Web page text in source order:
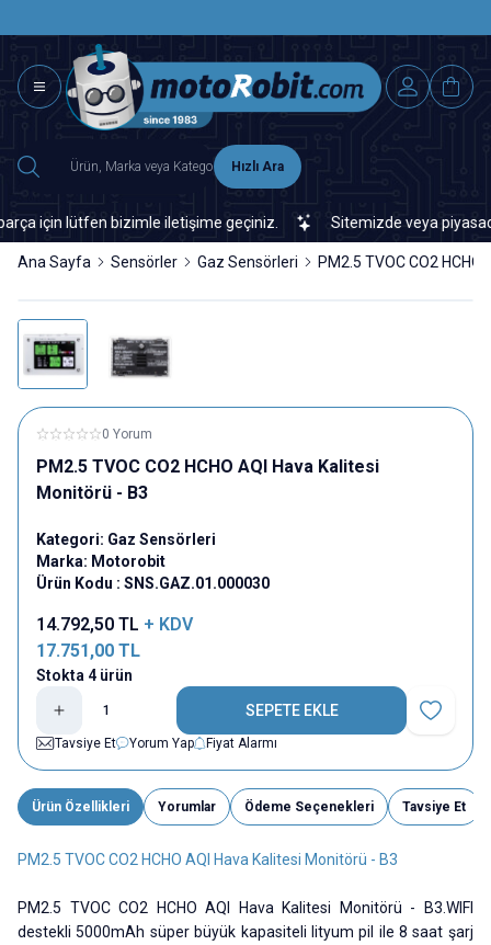
Hızlı Ara
için lütfen bizimle iletişime geçiniz. Sitemizde veya piyasada
Ana Sayfa Sensörler Gaz Sensörleri PM2.5 TVOC CO2
0 Yorum
PM2.5 TVOC CO2 HCHO AQI Hava Kalitesi
Monitörü - B3
Kategori: Gaz Sensörleri
Marka: Motorobit
Ürün Kodu : SNS.GAZ.01.000030
14.792,50 TL + KDV
17.751,00 TL
Stokta 4 ürün
SEPETE EKLE
Favoriye
Tavsiye Et
Yorum Yap Fiyat Alarmı
Ürün Özellikleri Yorumlar Ödeme Seçenekleri Tavsiye Et
PM2.5 TVOC CO2 HCHO AQI Hava Kalitesi Monitörü - B3
PM2.5 TVOC CO2 HCHO AQI Hava Kalitesi Monitörü - B3.WIFI
destekli 5000mAh süper büyük kapasiteli lityum pil ile 8 saat şarj